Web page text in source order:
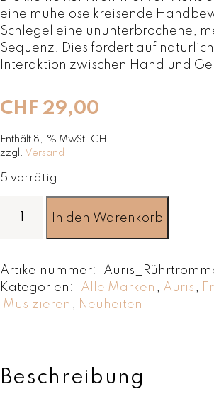
CHF 29,00
Enthält 8,1% MwSt. CH
zzgl. Versand
eine mühelose kreisende
Schlegel eine ununterbrochene,
Sequenz. Dies fördert auf
Interaktion zwischen Hand und
5 vorrätig
t
r
o
In den Warenkorb
Artikelnummer:
Kategorien:
Alle Marken , Auris ,
Musizieren , Neuheiten
Beschreibung